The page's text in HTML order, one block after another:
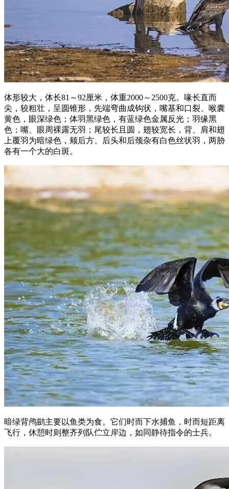
体形较大，体长81～92厘米，体重2000～2500克。喙长直而
尖，较粗壮，呈圆锥形，先端弯曲成钩状，嘴基和口裂、喉囊
黄色，眼深绿色；体羽黑绿色，有蓝绿色金属反光；羽缘黑
色；嘴、眼周裸露无羽；尾较长且圆，翅较宽长，背、肩和翅
上覆羽为暗绿色，颊后方、后头和后颈杂有白色丝状羽，两胁
各有一个大的白斑。
暗绿背鸬鹚主要以鱼类为食。它们时而下水捕鱼，时而短距离
飞行，休憩时则整齐列队伫立岸边，如同静待指令的士兵。